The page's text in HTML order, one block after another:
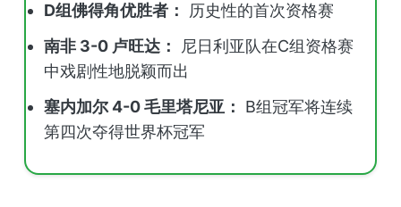
D组佛得角优胜者：
历史性的首次资格赛
南非 3-0 卢旺达：
尼日利亚队在C组资格赛
中戏剧性地脱颖而出
塞内加尔 4-0 毛里塔尼亚：
B组冠军将连续
第四次夺得世界杯冠军